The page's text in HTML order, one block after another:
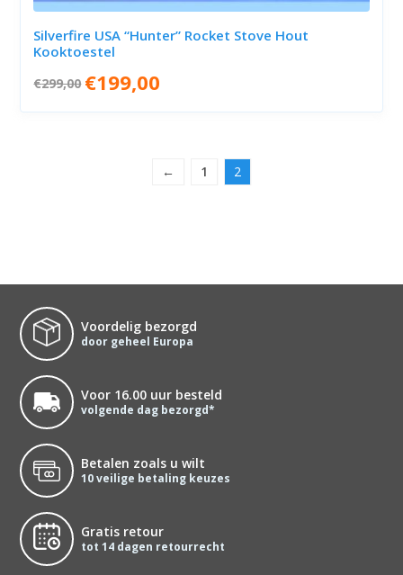
Silverfire USA “Hunter” Rocket Stove Hout
Kooktoestel
€299,00 Oorspronkelijke
was:
€199,00
is:
←
1 2
Voordelig bezorgd
door geheel Europa
Voor 16.00 uur besteld
volgende dag bezorgd*
Betalen zoals u wilt
10 veilige betaling keuzes
Gratis retour
tot 14 dagen retourrecht